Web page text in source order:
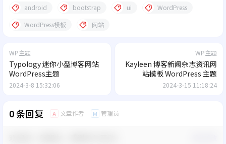
android bootstrap ui
WordPress
WordPress模板
网站
WP主题
Typology 迷你小型博客网站
WordPress主题
2024-3-8 15:32:06
WP主题
Kayleen 博客新闻杂志资讯网
站模板 WordPress 主题
2024-3-15 11:18:24
0 条回复 A 文章作者 M 管理员